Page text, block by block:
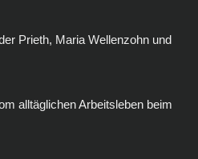
Prieth, Maria Wellenzohn und
alltäglichen Arbeitsleben beim